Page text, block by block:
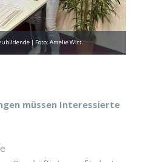
| Foto: Amelie Witt
müssen Interessierte